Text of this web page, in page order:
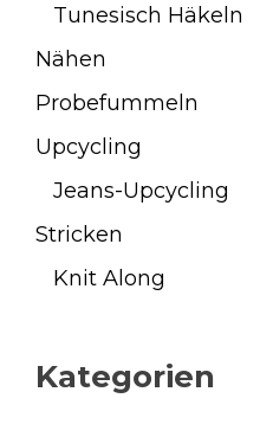
Tunesisch Häkeln
Nähen
Probefummeln
Upcycling
Jeans-Upcycling
Stricken
Knit Along
Kategorien